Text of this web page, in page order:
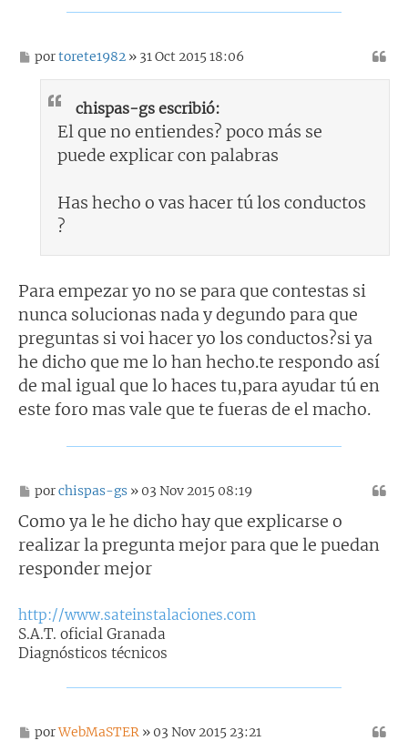
M
portorete1982 » 31 Oct 2015 18:06
chispas-gs escribió:
El que no entiendes? poco más se
puede explicar con palabras
Has hecho o vas hacer tú los conductos
?
Para empezar yo no se para que contestas si
nunca solucionas nada y degundo para que
preguntas si voi hacer yo los conductos?si ya
he dicho que me lo han hecho.te respondo así
de mal igual que lo haces tu,para ayudar tú en
este foro mas vale que te fueras de el macho.
M
n
a
j
e
porchispas-gs » 03 Nov 2015 08:19
Como ya le he dicho hay que explicarse o
realizar la pregunta mejor para que le puedan
responder mejor
http://www.sateinstalaciones.com
S.A.T. oficial Granada
Diagnósticos técnicos
M
porWebMaSTER » 03 Nov 2015 23:21